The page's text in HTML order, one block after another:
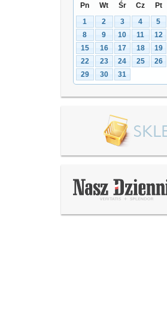
Pn Wt Śr Cz Pt
1
2 3 4 5
8
9 10 11 12
15
16 17 18 19
22
23 24 25 26
29
30 31